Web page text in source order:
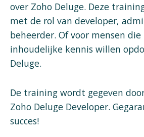
over Zoho Deluge. Deze
met de rol van developer,
beheerder. Of voor mensen
inhoudelijke kennis willen
Deluge.
De training wordt gegeven
Zoho Deluge Developer.
succes!